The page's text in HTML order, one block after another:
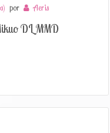
por Aeris
DL MMD